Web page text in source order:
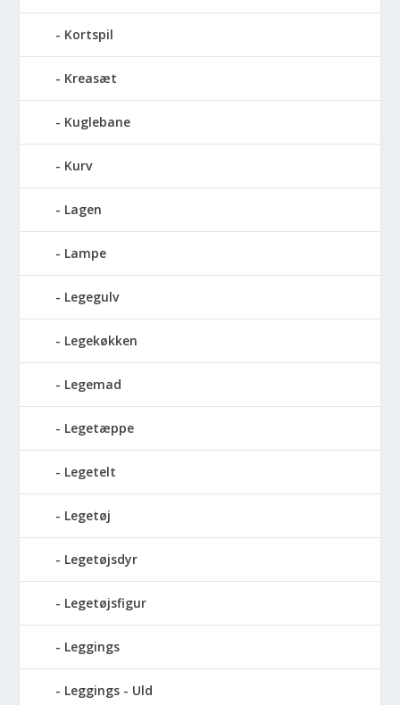
Kortspil
Kreasæt
Kuglebane
Kurv
Lagen
Lampe
Legegulv
Legekøkken
Legemad
Legetæppe
Legetelt
Legetøj
Legetøjsdyr
Legetøjsfigur
Leggings
Leggings - Uld